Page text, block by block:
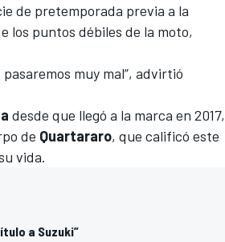
de pretemporada previa a la
los puntos débiles de la moto,
muy mal”, advirtió
desde que llegó a la marca en 2017,
de Quartararo, que calificó este
vida.
a Suzuki”